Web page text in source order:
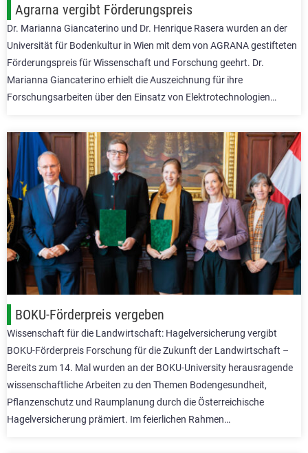
Agrarna vergibt Förderungspreis
Dr. Marianna Giancaterino und Dr. Henrique Rasera wurden an der
Universität für Bodenkultur in Wien mit dem von AGRANA gestifteten
Förderungspreis für Wissenschaft und Forschung geehrt. Dr.
Marianna Giancaterino erhielt die Auszeichnung für ihre
Forschungsarbeiten über den Einsatz von Elektrotechnologien…
BOKU-Förderpreis vergeben
Wissenschaft für die Landwirtschaft: Hagelversicherung vergibt
BOKU-Förderpreis Forschung für die Zukunft der Landwirtschaft –
Bereits zum 14. Mal wurden an der BOKU-University herausragende
wissenschaftliche Arbeiten zu den Themen Bodengesundheit,
Pflanzenschutz und Raumplanung durch die Österreichische
Hagelversicherung prämiert. Im feierlichen Rahmen…